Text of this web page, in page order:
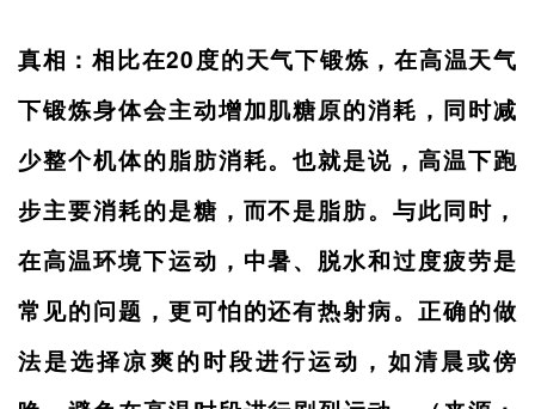
真相：相比在20度的天气下锻炼，在高温天气
下锻炼身体会主动增加肌糖原的消耗，同时减
少整个机体的脂肪消耗。也就是说，高温下跑
步主要消耗的是糖，而不是脂肪。与此同时，
在高温环境下运动，中暑、脱水和过度疲劳是
常见的问题，更可怕的还有热射病。正确的做
法是选择凉爽的时段进行运动，如清晨或傍